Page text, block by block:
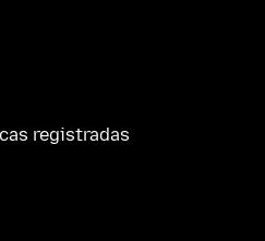
registradas